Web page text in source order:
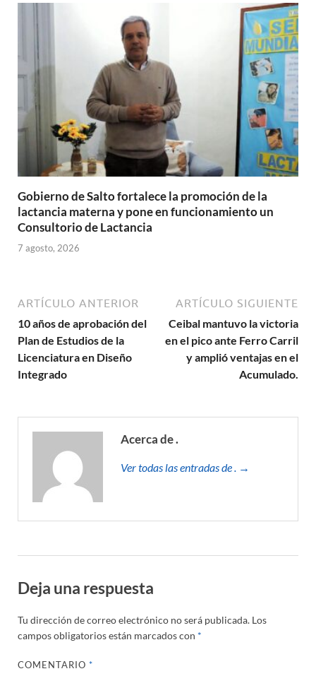
Gobierno de Salto fortalece la promoción de la
lactancia materna y pone en funcionamiento un
Consultorio de Lactancia
7 agosto, 2026
ARTÍCULO ANTERIOR
10 años de aprobación del
Plan de Estudios de la
Licenciatura en Diseño
Integrado
ARTÍCULO SIGUIENTE
Ceibal mantuvo la victoria
en el pico ante Ferro Carril
y amplió ventajas en el
Acumulado.
Acerca de .
Ver todas las entradas de . →
Deja una respuesta
Tu dirección de correo electrónico no será publicada. Los
campos obligatorios están marcados con *
COMENTARIO*